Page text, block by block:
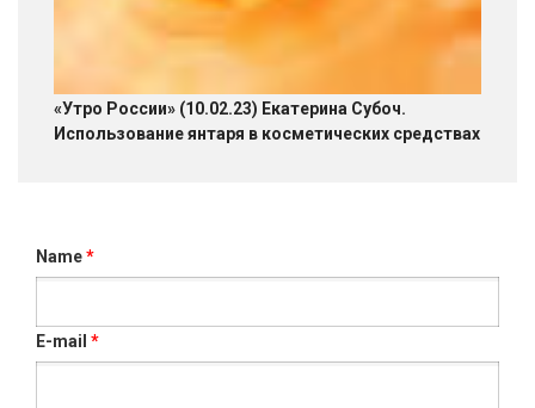
«Утро России» (10.02.23) Екатерина Субоч.
Использование янтаря в косметических средствах
Name*
E-mail *